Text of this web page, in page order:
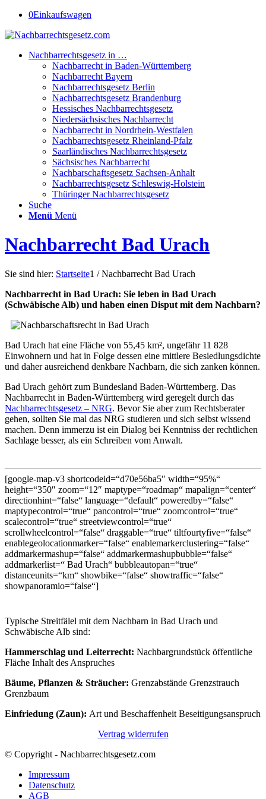
0Einkaufswagen
Nachbarrechtsgesetz in …
Nachbarrecht in Baden-Württemberg
Nachbarrecht Bayern
Nachbarrechtsgesetz Berlin
Nachbarrechtsgesetz Brandenburg
Hessisches Nachbarrechtsgesetz
Niedersächsisches Nachbarrecht
Nachbarrecht in Nordrhein-Westfalen
Nachbarrechtsgesetz Rheinland-Pfalz
Saarländisches Nachbarrechtsgesetz
Sächsisches Nachbarrecht
Nachbarschaftsgesetz Sachsen-Anhalt
Nachbarrechtsgesetz Schleswig-Holstein
Thüringer Nachbarrechtsgesetz
Suche
Menü Menü
Nachbarrecht Bad Urach
Sie sind hier: Startseite1 / Nachbarrecht Bad Urach
Nachbarrecht in Bad Urach: Sie leben in Bad Urach
(Schwäbische Alb) und haben einen Disput mit dem Nachbarn?
Bad Urach hat eine Fläche von 55,45 km², ungefähr 11 828
Einwohnern und hat in Folge dessen eine mittlere Besiedlungsdichte
und daher ausreichend denkbare Nachbarn, die sich zanken können.
Bad Urach gehört zum Bundesland Baden-Württemberg. Das
Nachbarrecht in Baden-Württemberg wird geregelt durch das
Nachbarrechtsgesetz – NRG. Bevor Sie aber zum Rechtsberater
gehen, sollten Sie mal das NRG studieren und sich selbst wissend
machen. Denn immerzu ist ein Dialog bei Kenntniss der rechtlichen
Sachlage besser, als ein Schreiben vom Anwalt.
[google-map-v3 shortcodeid=“d70e56ba5″ width=“95%“
height=“350″ zoom=“12″ maptype=“roadmap“ mapalign=“center“
directionhint=“false“ language=“default“ poweredby=“false“
maptypecontrol=“true“ pancontrol=“true“ zoomcontrol=“true“
scalecontrol=“true“ streetviewcontrol=“true“
scrollwheelcontrol=“false“ draggable=“true“ tiltfourtyfive=“false“
enablegeolocationmarker=“false“ enablemarkerclustering=“false“
addmarkermashup=“false“ addmarkermashupbubble=“false“
addmarkerlist=“ Bad Urach“ bubbleautopan=“true“
distanceunits=“km“ showbike=“false“ showtraffic=“false“
showpanoramio=“false“]
Typische Streitfälel mit dem Nachbarn in Bad Urach und
Schwäbische Alb sind:
Hammerschlag und Leiterrecht: Nachbargrundstück öffentliche
Fläche Inhalt des Anspruches
Bäume, Pflanzen & Sträucher: Grenzabstände Grenzstrauch
Grenzbaum
Einfriedung (Zaun): Art und Beschaffenheit Beseitigungsanspruch
Vertrag widerrufen
© Copyright - Nachbarrechtsgesetz.com
Impressum
Datenschutz
AGB